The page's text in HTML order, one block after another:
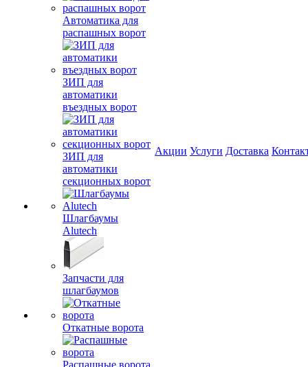
Автоматика для
распашных ворот
ЗИП для
автоматики
въездных ворот
ЗИП для
автоматики
секционных ворот
Шлагбаумы
Alutech
Запчасти для
шлагбаумов
Откатные ворота
Распашные ворота
Акции Услуги Доставка